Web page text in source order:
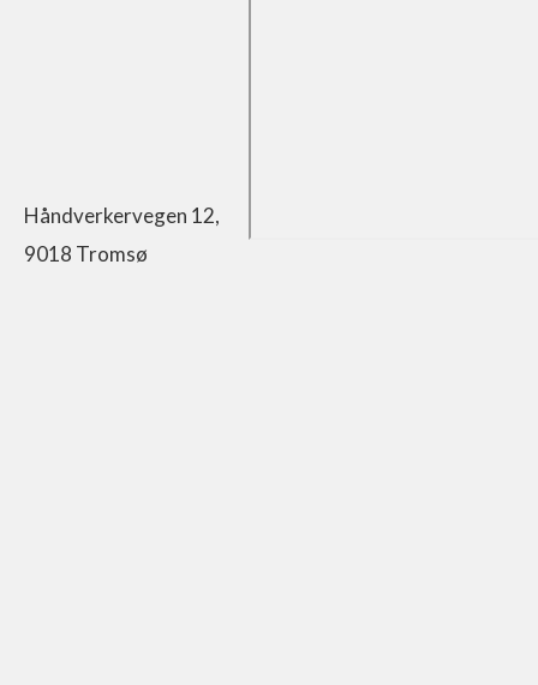
Håndverkervegen 12,
9018 Tromsø